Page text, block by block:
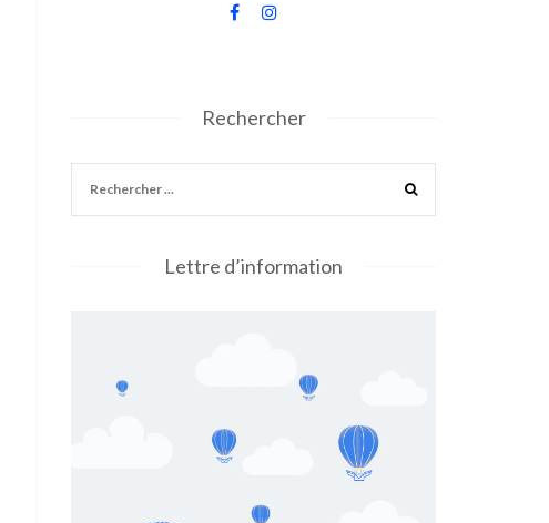
Rechercher
Lettre d’information